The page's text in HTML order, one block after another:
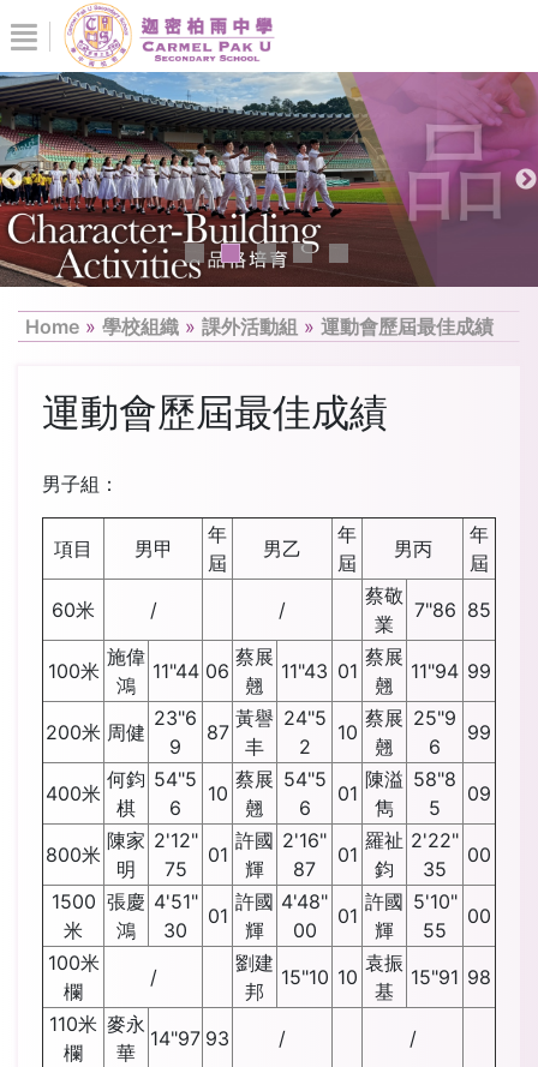
Home » 學校組織 » 課外活動組 » 運動會歷屆最佳成績
運動會歷屆最佳成績
男子組：
項目 男甲
年
屆
男乙
年
屆
男丙
年
屆
60米
/ /
蔡敬
業
7"86 85
100米
施偉
鴻
11"44 06
蔡展
翹
11"43 01
蔡展
翹
11"94 99
200米 周健
23"6
9
87
黃譽
丰
24"5
2
10
蔡展
翹
25"9
6
99
400米
何鈞
棋
54"5
6
10
蔡展
翹
54"5
6
01
陳溢
雋
58"8
5
09
800米
陳家
明
2'12"
75
01
許國
輝
2'16"
87
01
羅祉
鈞
2'22"
35
00
1500
米
張慶
鴻
4'51"
30
01
許國
輝
4'48"
00
01
許國
輝
5'10"
55
00
100米
欄
/
劉建
邦
15"10 10
袁振
基
15"91 98
110米
欄
麥永
華
14"97 93 /
/